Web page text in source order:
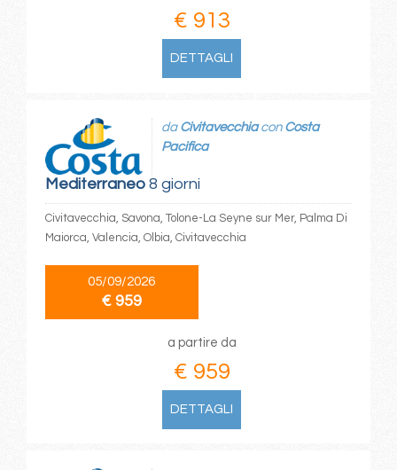
€ 913
DETTAGLI
Mediterraneo8 giorni
da Civitavecchiacon Costa
Pacifica
Civitavecchia, Savona, Tolone-La Seyne sur Mer, Palma Di
Maiorca, Valencia, Olbia, Civitavecchia
05/09/2026
€ 959
a partire da
€ 959
DETTAGLI